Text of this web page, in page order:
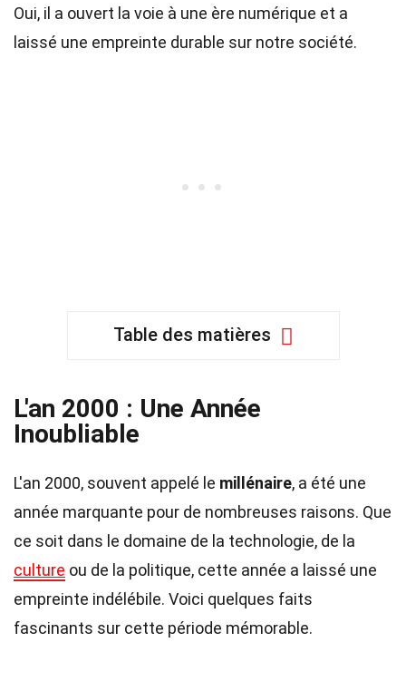
Oui, il a ouvert la voie à une ère numérique et a
laissé une empreinte durable sur notre société.
Table des matières
L'an 2000 : Une Année
Inoubliable
L'an 2000, souvent appelé le millénaire, a été une
année marquante pour de nombreuses raisons. Que
ce soit dans le domaine de la technologie, de la
culture ou de la politique, cette année a laissé une
empreinte indélébile. Voici quelques faits
fascinants sur cette période mémorable.